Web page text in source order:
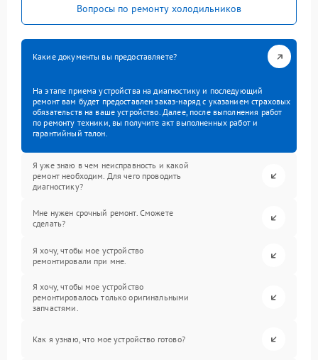
Вопросы по ремонту холодильников
Какие документы вы предоставляете?
На этапе приема устройства на диагностику и последующий
ремонт вам будет предоставлен заказ-наряд с указанием страховых
обязательств на ваше устройство. Далее, после выполнения работ
по ремонту техники, вы получите акт выполненных работ и
гарантийный талон.
Я уже знаю в чем неисправность и какой
ремонт необходим. Для чего проводить
диагностику?
Мне нужен срочный ремонт. Сможете
сделать?
Я хочу, чтобы мое устройство
ремонтировали при мне.
Я хочу, чтобы мое устройство
ремонтировалось только оригинальными
запчастями.
Как я узнаю, что мое устройство готово?